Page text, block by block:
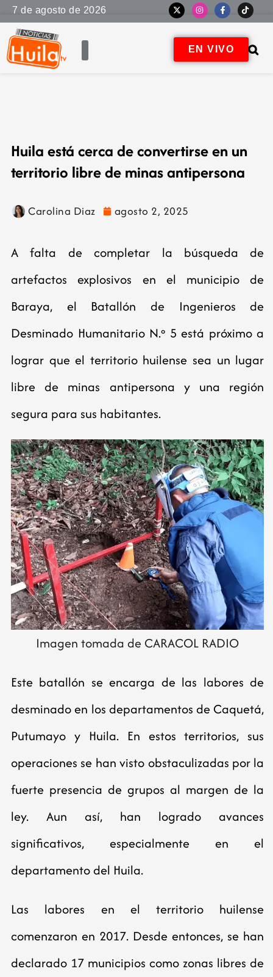
7 de agosto de 2026
EN VIVO
Huila está cerca de convertirse en un
territorio libre de minas antipersona
Carolina Diaz agosto 2, 2025
A falta de completar la búsqueda de
artefactos explosivos en el municipio de
Baraya, el Batallón de Ingenieros de
Desminado Humanitario N.º 5 está próximo a
lograr que el territorio huilense sea un lugar
libre de minas antipersona y una región
segura para sus habitantes.
Imagen tomada de CARACOL RADIO
Este batallón se encarga de las labores de
desminado en los departamentos de Caquetá,
Putumayo y Huila. En estos territorios, sus
operaciones se han visto obstaculizadas por la
fuerte presencia de grupos al margen de la
ley. Aun así, han logrado avances
significativos, especialmente en el
departamento del Huila.
Las labores en el territorio huilense
comenzaron en 2017. Desde entonces, se han
declarado 17 municipios como zonas libres de